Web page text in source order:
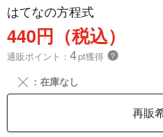
はてなの方程式
440円（税込）
通販ポイント： 4pt獲得 ？
╳ ：在庫なし
再販